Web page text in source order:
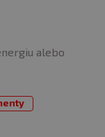
alebo